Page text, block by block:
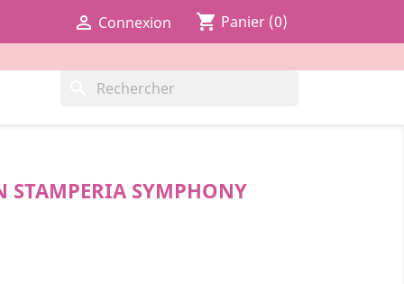
 Connexion shopping_cart Panier (0)
STAMPERIA SYMPHONY